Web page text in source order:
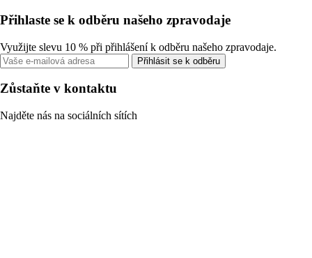
Přihlaste se k odběru našeho zpravodaje
Využijte slevu 10 % při přihlášení k odběru našeho zpravodaje.
Přihlásit se k odběru
Zůstaňte v kontaktu
Najděte nás na sociálních sítích